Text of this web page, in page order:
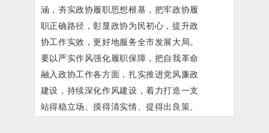
涵，夯实政协履职思想根基，把牢政协履
职正确路径，彰显政协为民初心，提升政
协工作实效，更好地服务全市发展大局。
要以严实作风强化履职保障，把自我革命
融入政协工作各方面，扎实推进党风廉政
建设，持续深化作风建设，着力打造一支
站得稳立场、摸得清实情、提得出良策、